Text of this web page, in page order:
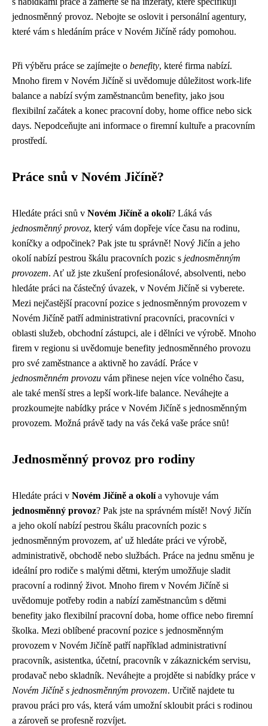
jednosměnný provoz. Nebojte se oslovit i personální agentury,
které vám s hledáním práce v Novém Jičíně rády pomohou.
Při výběru práce se zajímejte o benefity, které firma nabízí.
Mnoho firem v Novém Jičíně si uvědomuje důležitost work-life
balance a nabízí svým zaměstnancům benefity, jako jsou
flexibilní začátek a konec pracovní doby, home office nebo sick
days. Nepodceňujte ani informace o firemní kultuře a pracovním
prostředí.
Práce snů v Novém Jičíně?
Hledáte práci snů v Novém Jičíně a okolí? Láká vás
jednosměnný provoz, který vám dopřeje více času na rodinu,
koníčky a odpočinek? Pak jste tu správně! Nový Jičín a jeho
okolí nabízí pestrou škálu pracovních pozic s jednosměnným
provozem. Ať už jste zkušení profesionálové, absolventi, nebo
hledáte práci na částečný úvazek, v Novém Jičíně si vyberete.
Mezi nejčastější pracovní pozice s jednosměnným provozem v
Novém Jičíně patří administrativní pracovníci, pracovníci v
oblasti služeb, obchodní zástupci, ale i dělníci ve výrobě. Mnoho
firem v regionu si uvědomuje benefity jednosměnného provozu
pro své zaměstnance a aktivně ho zavádí. Práce v
jednosměnném provozu vám přinese nejen více volného času,
ale také menší stres a lepší work-life balance. Neváhejte a
prozkoumejte nabídky práce v Novém Jičíně s jednosměnným
provozem. Možná právě tady na vás čeká vaše práce snů!
Jednosměnný provoz pro rodiny
Hledáte práci v Novém Jičíně a okolía vyhovuje vám
jednosměnný provoz? Pak jste na správném místě! Nový Jičín
a jeho okolí nabízí pestrou škálu pracovních pozic s
jednosměnným provozem, ať už hledáte práci ve výrobě,
administrativě, obchodě nebo službách. Práce na jednu směnu je
ideální pro rodiče s malými dětmi, kterým umožňuje sladit
pracovní a rodinný život. Mnoho firem v Novém Jičíně si
uvědomuje potřeby rodin a nabízí zaměstnancům s dětmi
benefity jako flexibilní pracovní doba, home office nebo firemní
školka. Mezi oblíbené pracovní pozice s jednosměnným
provozem v Novém Jičíně patří například administrativní
pracovník, asistentka, účetní, pracovník v zákaznickém servisu,
prodavač nebo skladník. Neváhejte a projděte si nabídky práce v
Novém Jičíně s jednosměnným provozem. Určitě najdete tu
pravou práci pro vás, která vám umožní skloubit práci s rodinou
a zároveň se profesně rozvíjet.